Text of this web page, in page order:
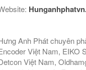
Anh Phát chuyên
Việt Nam, EIKO
Việt Nam,